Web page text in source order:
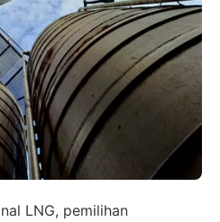
LNG, pemilihan